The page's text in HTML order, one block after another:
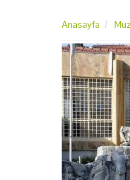
Anasayfa